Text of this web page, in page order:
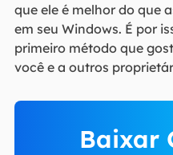
que ele é melhor do que
em seu Windows. É por
primeiro método que
você e a outros
Baixar